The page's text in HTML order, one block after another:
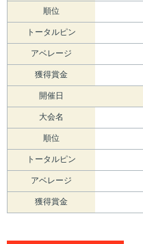
順位
トータルピン
アベレージ
獲得賞金
開催日
大会名
順位
トータルピン
アベレージ
獲得賞金